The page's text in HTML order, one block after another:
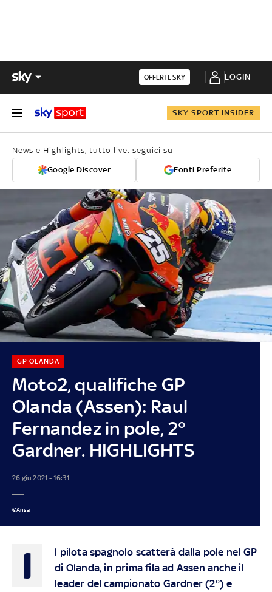
OFFERTE SKY LOGIN
SKY SPORT INSIDER
News e Highlights, tutto live: seguici su
Google Discover Fonti Preferite
Moto2, qualifiche GP
Olanda (Assen): Raul
Fernandez in pole, 2°
Gardner. HIGHLIGHTS
GP OLANDA
26 giu 2021 - 16:31
©Ansa
I
l pilota spagnolo scatterà dalla pole nel GP
di Olanda, in prima fila ad Assen anche il
leader del campionato Gardner (2°) e